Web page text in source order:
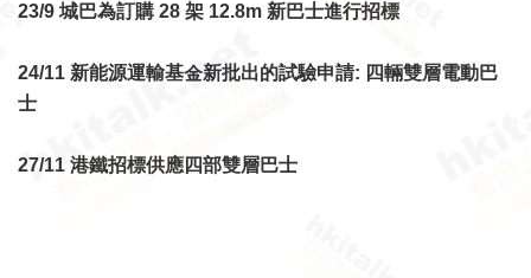
23/9 城巴為訂購 28 架 12.8m 新巴士進行招標
24/11 新能源運輸基金新批出的試驗申請: 四輛雙層電動巴
士
27/11 港鐵招標供應四部雙層巴士